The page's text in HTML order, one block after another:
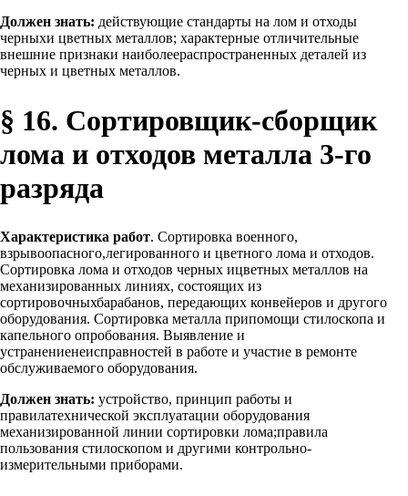
Должен знать: действующие стандарты на лом и отходы
черныхи цветных металлов; характерные отличительные
внешние признаки наиболеераспространенных деталей из
черных и цветных металлов.
§ 16. Сортировщик-сборщик
лома и отходов металла 3-го
разряда
Характеристика работ. Сортировка военного,
взрывоопасного,легированного и цветного лома и отходов.
Сортировка лома и отходов черных ицветных металлов на
механизированных линиях, состоящих из
сортировочныхбарабанов, передающих конвейеров и другого
оборудования. Сортировка металла припомощи стилоскопа и
капельного опробования. Выявление и
устранениенеисправностей в работе и участие в ремонте
обслуживаемого оборудования.
Должен знать: устройство, принцип работы и
правилатехнической эксплуатации оборудования
механизированной линии сортировки лома;правила
пользования стилоскопом и другими контрольно-
измерительными приборами.